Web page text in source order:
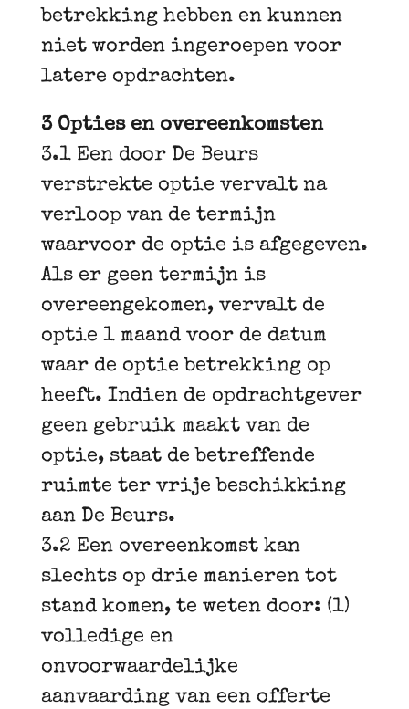
betrekking hebben en kunnen
niet worden ingeroepen voor
latere opdrachten.
3 Opties en overeenkomsten
3.1 Een door De Beurs
verstrekte optie vervalt na
verloop van de termijn
waarvoor de optie is afgegeven.
Als er geen termijn is
overeengekomen, vervalt de
optie 1 maand voor de datum
waar de optie betrekking op
heeft. Indien de opdrachtgever
geen gebruik maakt van de
optie, staat de betreffende
ruimte ter vrije beschikking
aan De Beurs.
3.2 Een overeenkomst kan
slechts op drie manieren tot
stand komen, te weten door: (1)
volledige en
onvoorwaardelijke
aanvaarding van een offerte